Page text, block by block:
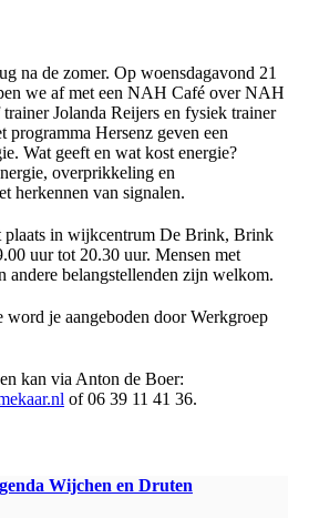
na de zomer. Op woensdagavond 21
we af met een NAH Café over NAH
Jolanda Reijers en fysiek trainer
programma Hersenz geven een
Wat geeft en wat kost energie?
overprikkeling en
herkennen van signalen.
in wijkcentrum De Brink, Brink
uur tot 20.30 uur. Mensen met
andere belangstellenden zijn welkom.
word je aangeboden door Werkgroep
kan via Anton de Boer:
of 06 39 11 41 36.
Wijchen en Druten